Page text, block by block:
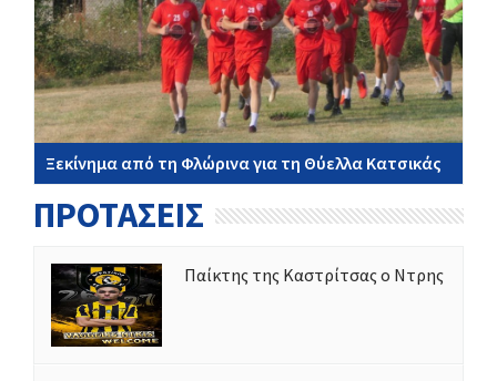
Ξεκίνημα από τη Φλώρινα για τη Θύελλα Κατσικάς
ΠΡΟΤΑΣΕΙΣ
Παίκτης της Καστρίτσας ο Ντρης